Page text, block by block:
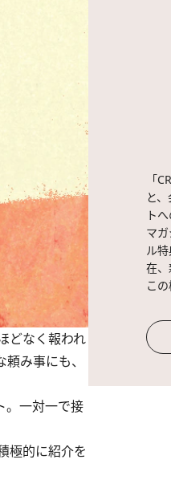
どなく報われ
み事にも、
。一対一で接
極的に紹介を
「
と
ト
マ
ル
在、
こ